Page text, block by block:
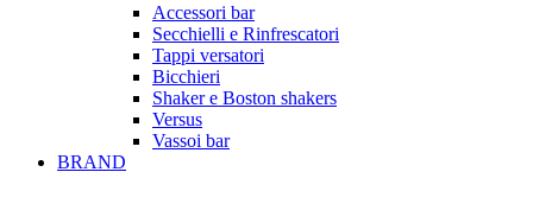
Accessori bar
Secchielli e Rinfrescatori
Tappi versatori
Bicchieri
Shaker e Boston shakers
Versus
Vassoi bar
BRAND